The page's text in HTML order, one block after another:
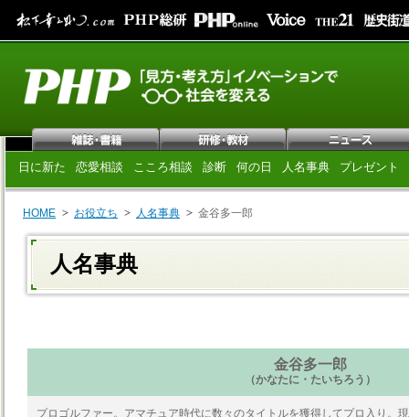
日に新た 恋愛相談 こころ相談 診断 何の日 人名事典 プレゼント
HOME お役立ち 人名事典 金谷多一郎
人名事典
金谷多一郎
（かなたに・たいちろう）
プロゴルファー。アマチュア時代に数々のタイトルを獲得してプロ入り。